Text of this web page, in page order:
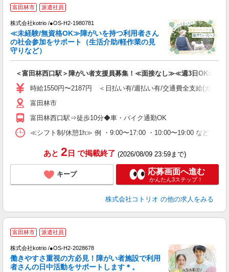
富田林市 派遣社員
株式会社kotrio /●OS-H2-1980781
≪未経験/無資格OK≫障がいを持つ利用者さん
の社会参加をサポート（生活介助/軽作業の見
守りなど）
＜富田林西口駅＞障がい者支援員募集！≪面接なし≫≪週3日OK≫
時給1550円〜2187円 ＜日払い有/週払い有/交通費全支給(ガソリ
富田林市
富田林西口駅⇒徒歩10分◆車・バイク通勤OK
≪シフト制/休憩1h≫ 例 ・9:00〜17:00 ・10:00〜19:00 など ※残
あと 2 日 で掲載終了 (2026/08/09 23:59まで)
キープ 応募画面へ進む
かんたん3ステップ！
株式会社コトリオ の他の求人をみる
富田林市 派遣社員
株式会社kotrio /●OS-H2-2028678
働きやすさ重視の方必見！障がい者施設で利用
者さんの日中活動をサポートします＊。